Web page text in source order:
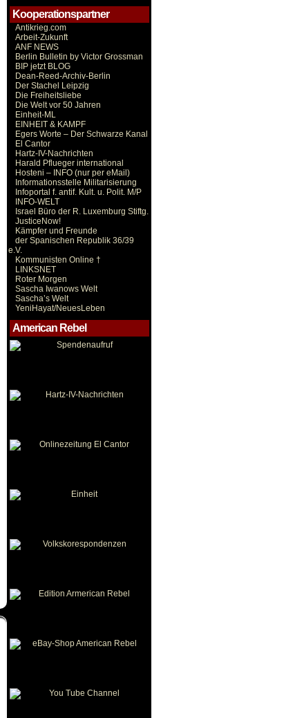
Kooperationspartner
Antikrieg.com
Arbeit-Zukunft
ANF NEWS
Berlin Bulletin by Victor Grossman
BIP jetzt BLOG
Dean-Reed-Archiv-Berlin
Der Stachel Leipzig
Die Freiheitsliebe
Die Welt vor 50 Jahren
Einheit-ML
EINHEIT & KAMPF
Egers Worte – Der Schwarze Kanal
El Cantor
Hartz-IV-Nachrichten
Harald Pflueger international
Hosteni – INFO (nur per eMail)
Informationsstelle Militarisierung
Infoportal f. antif. Kult. u. Polit. M/P
INFO-WELT
Israel Büro der R. Luxemburg Stiftg.
JusticeNow!
Kämpfer und Freunde
der Spanischen Republik 36/39
e.V.
Kommunisten Online †
LINKSNET
Roter Morgen
Sascha Iwanows Welt
Sascha’s Welt
YeniHayat/NeuesLeben
American Rebel